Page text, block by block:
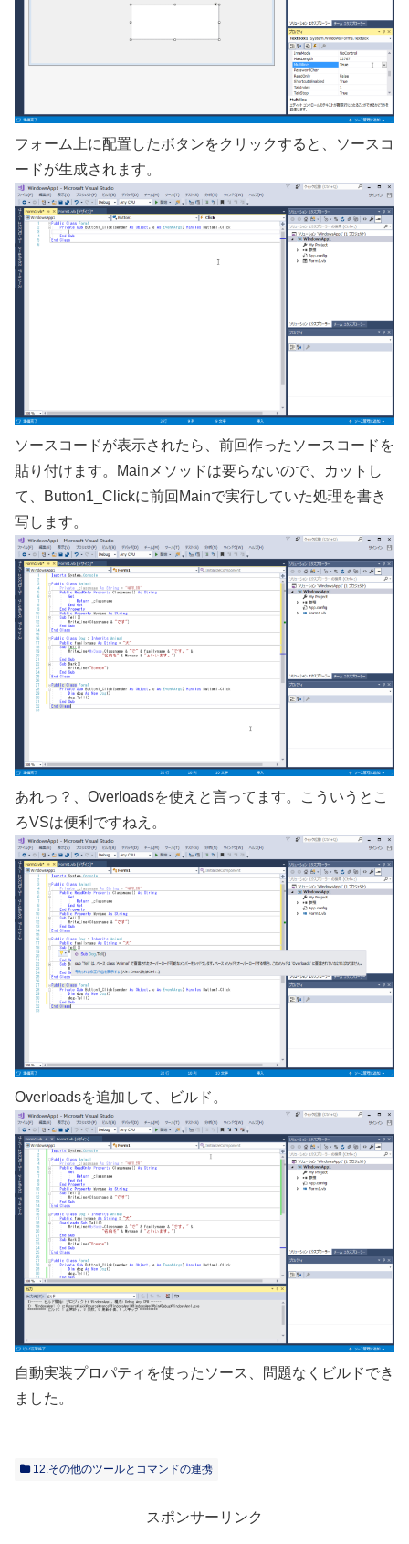
フォーム上に配置したボタンをクリックすると、ソースコ
ードが生成されます。
ソースコードが表示されたら、前回作ったソースコードを
貼り付けます。Mainメソッドは要らないので、カットし
て、Button1_Clickに前回Mainで実行していた処理を書き
写します。
あれっ？、Overloadsを使えと言ってます。こういうとこ
ろVSは便利ですねえ。
Overloadsを追加して、ビルド。
自動実装プロパティを使ったソース、問題なくビルドでき
ました。
12.その他のツールとコマンドの連携
スポンサーリンク